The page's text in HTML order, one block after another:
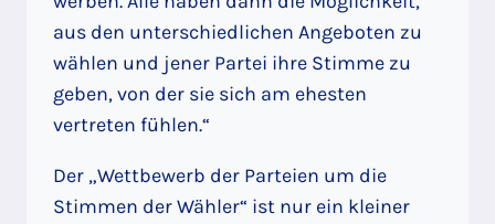
aus den unterschiedlichen Angeboten zu
wählen und jener Partei ihre Stimme zu
geben, von der sie sich am ehesten
vertreten fühlen.“
Der „Wettbewerb der Parteien um die
Stimmen der Wähler“ ist nur ein kleiner